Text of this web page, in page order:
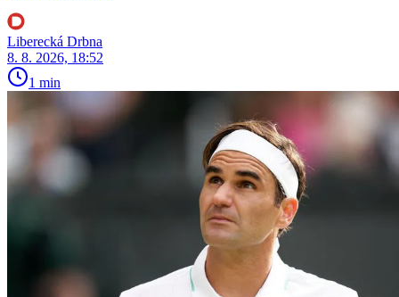
Liberecká Drbna
8. 8. 2026, 18:52
1 min